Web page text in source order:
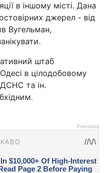
в іншому місті. Дана
джерел - від
Вугельман,
штаб
в цілодобовому
та ін.
Реклама